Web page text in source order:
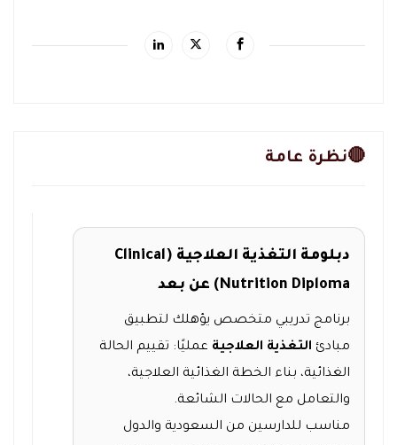
🔴نظرة عامة
دبلومة التغذية العلاجية (Clinical
Nutrition Diploma) عن بعد
برنامج تدريبي متخصص يؤهلك لتطبيق
مبادئ التغذية العلاجية عمليًا: تقييم الحالة
الغذائية، بناء الخطة الغذائية العلاجية،
والتعامل مع الحالات الشائعة.
مناسب للدارسين من السعودية والدول